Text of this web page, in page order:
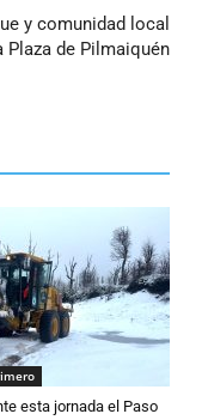
y comunidad local
Plaza de Pilmaiquén
esta jornada el Paso